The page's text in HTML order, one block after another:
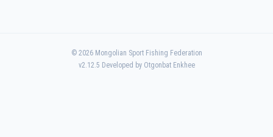
© 2026Mongolian Sport Fishing Federation
v2.12.5 Developed by Otgonbat Enkhee